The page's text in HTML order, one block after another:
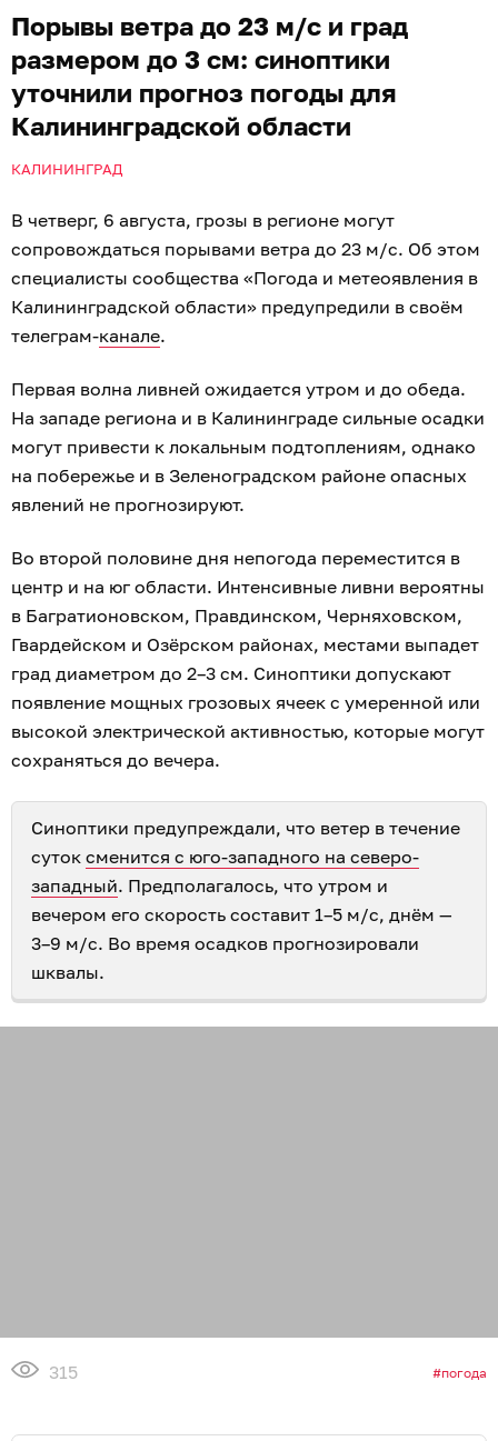
Порывы ветра до 23 м/с и град
размером до 3 см: синоптики
уточнили прогноз погоды для
Калининградской области
КАЛИНИНГРАД
В четверг, 6 августа, грозы в регионе могут
сопровождаться порывами ветра до 23 м/с. Об этом
специалисты сообщества «Погода и метеоявления в
Калининградской области» предупредили в своём
телеграм-канале.
Первая волна ливней ожидается утром и до обеда.
На западе региона и в Калининграде сильные осадки
могут привести к локальным подтоплениям, однако
на побережье и в Зеленоградском районе опасных
явлений не прогнозируют.
Во второй половине дня непогода переместится в
центр и на юг области. Интенсивные ливни вероятны
в Багратионовском, Правдинском, Черняховском,
Гвардейском и Озёрском районах, местами выпадет
град диаметром до 2–3 см. Синоптики допускают
появление мощных грозовых ячеек с умеренной или
высокой электрической активностью, которые могут
сохраняться до вечера.
Синоптики предупреждали, что ветер в течение
суток сменится с юго-западного на северо-
западный. Предполагалось, что утром и
вечером его скорость составит 1–5 м/с, днём —
3–9 м/с. Во время осадков прогнозировали
шквалы.
315 погода